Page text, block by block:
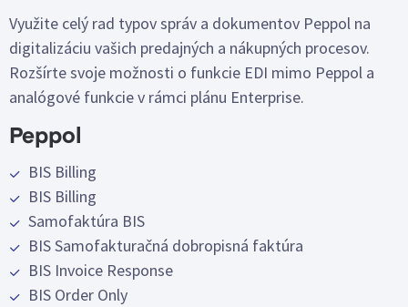
Využite celý rad typov správ a dokumentov Peppol na
digitalizáciu vašich predajných a nákupných procesov.
Rozšírte svoje možnosti o funkcie EDI mimo Peppol a
analógové funkcie v rámci plánu Enterprise.
Peppol
BIS Billing
BIS Billing
Samofaktúra BIS
BIS Samofakturačná dobropisná faktúra
BIS Invoice Response
BIS Order Only